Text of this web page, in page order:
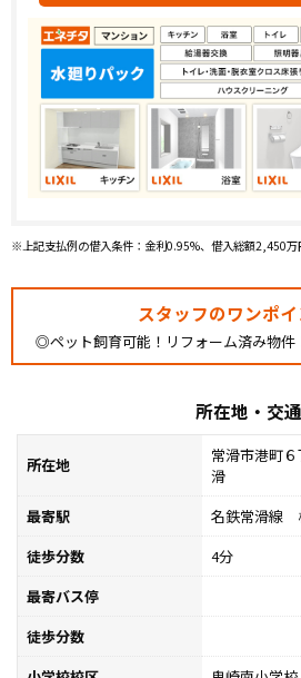
※上記支払例の借入条件：金利0.95%、借入総額2,450万
スタッフのワンポ
◎ペット飼育可能！リフォーム済み物件
所在地・交通
所在地
常滑市港町
滑
最寄駅
名鉄常滑線
徒歩分数
4分
最寄バス停
徒歩分数